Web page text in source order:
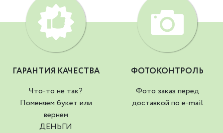
ГАРАНТИЯ КАЧЕСТВА
Что-то не так?
Поменяем букет или
вернем
ДЕНЬГИ
ФОТОКОНТРОЛЬ
Фото заказ перед
доставкой по e-mail